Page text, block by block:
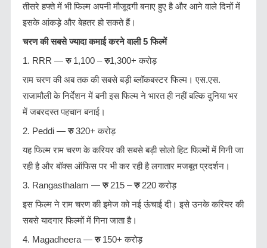
तीसरे हफ्ते में भी फिल्म अपनी मौजूदगी बनाए हुए है और आने वाले दिनों में
इसके आंकड़े और बेहतर हो सकते हैं।
चरण की सबसे ज्यादा कमाई करने वाली 5 फिल्में
1. RRR —रु1,100 –रु1,300+ करोड़
राम चरण की अब तक की सबसे बड़ी ब्लॉकबस्टर फिल्म। एस.एस.
राजामौली के निर्देशन में बनी इस फिल्म ने भारत ही नहीं बल्कि दुनिया भर
में जबरदस्त पहचान बनाई।
2. Peddi —रु320+ करोड़
यह फिल्म राम चरण के करियर की सबसे बड़ी सोलो हिट फिल्मों में गिनी जा
रही है और बॉक्स ऑफिस पर भी कर रही है लगातार मजबूत प्रदर्शन।
3. Rangasthalam —रु215 –रु 220 करोड़
इस फिल्म ने राम चरण की इमेज को नई ऊंचाई दी। इसे उनके करियर की
सबसे यादगार फिल्मों में गिना जाता है।
4. Magadheera —रु150+ करोड़